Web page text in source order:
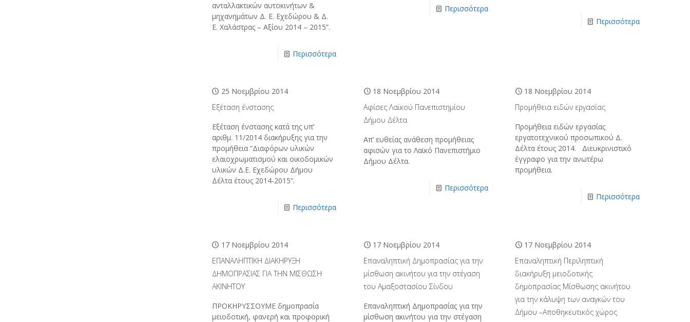
ανταλλακτικών αυτοκινήτων &
μηχανημάτων Δ. Ε. Εχεδώρου & Δ.
Ε. Χαλάστρας – Αξίου 2014 – 2015”.
Περισσότερα
Περισσότερα
Περισσότερα
25 Νοεμβρίου 2014
Εξέταση ένστασης
Εξέταση ένστασης κατά της υπ’
αριθμ. 11/2014 διακήρυξης για την
προμήθεια “Διαφόρων υλικών
ελαιοχρωματισμού και οικοδομικών
υλικών Δ.Ε. Εχεδώρου Δήμου
Δέλτα έτους 2014-2015”.
Περισσότερα
18 Νοεμβρίου 2014
Αφίσες Λαϊκού Πανεπιστημίου
Δήμου Δέλτα
Απ’ ευθείας ανάθεση προμήθειας
αφισών για το Λαϊκό Πανεπιστήμιο
Δήμου Δέλτα.
Περισσότερα
18 Νοεμβρίου 2014
Προμήθεια ειδών εργασίας
Προμήθεια ειδών εργασίας
εργατοτεχνικού προσωπικού Δ.
Δέλτα έτους 2014. Διευκρινιστικό
έγγραφο για την ανωτέρω
προμήθεια.
Περισσότερα
17 Νοεμβρίου 2014
ΕΠΑΝΑΛΗΠΤΙΚΗ ΔΙΑΚΗΡΥΞΗ
ΔΗΜΟΠΡΑΣΙΑΣ ΓΙΑ ΤΗΝ ΜΙΣΘΩΣΗ
ΑΚΙΝΗΤΟΥ
ΠΡΟΚΗΡΥΣΣΟΥΜΕ δημοπρασία
μειοδοτική, φανερή και προφορική
17 Νοεμβρίου 2014
Επαναληπτική Δημοπρασίας για την
μίσθωση ακινήτου για την στέγαση
του Αμαξοστασίου Σίνδου
Επαναληπτική Δημοπρασίας για την
μίσθωση ακινήτου για την στέγαση
17 Νοεμβρίου 2014
Επαναληπτική Περιληπτική
διακήρυξη μειοδοτικής
δημοπρασίας Μίσθωσης ακινήτου
για την κάλυψη των αναγκών του
Δήμου –Αποθηκευτικός χώρος